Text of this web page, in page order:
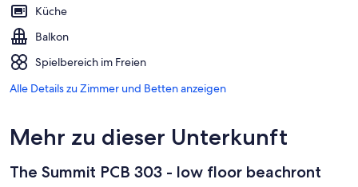
Küche
Balkon
Spielbereich im Freien
Alle Details zu Zimmer und Betten anzeigen
Mehr zu dieser Unterkunft
The Summit PCB 303 - low floor beachront